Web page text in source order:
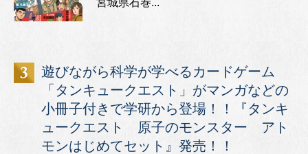
遊びながら科学が学べるカードゲーム
「タンキュークエスト」がマンガなどの
小冊子付きで学研から登場！！『タンキ
ュークエスト 原子のモンスター アト
モンはじめてセット』発売！！